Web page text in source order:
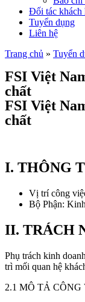
Đối tác khách
Tuyển dụng
Liên hệ
Trang chủ » Tuyển
FSI Việt
chất
FSI Việt
chất
I. THÔNG
Vị trí công
Bộ Phận:
II. TRÁCH
Phụ trách kinh
trì mối quan hệ
2.1 MÔ TẢ CÔNG